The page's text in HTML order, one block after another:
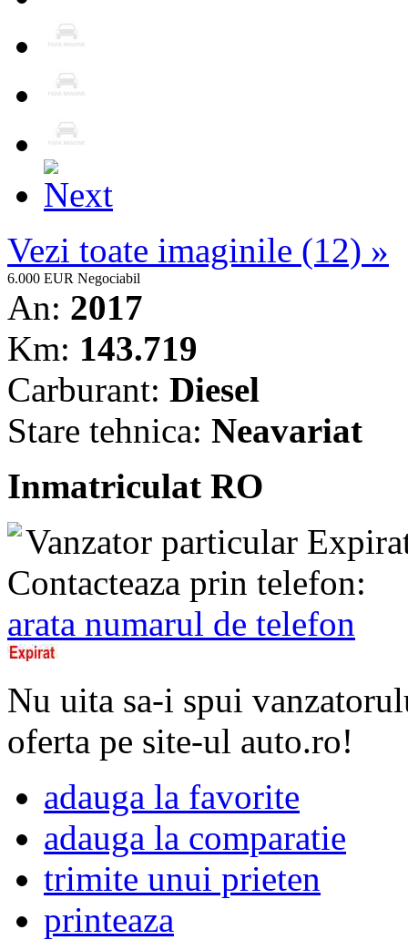
Vezi toate imaginile (12) »
6.000 EUR Negociabil
An: 2017
Km: 143.719
Carburant: Diesel
Stare tehnica: Neavariat
Inmatriculat RO
Vanzator particular
Contacteaza prin telefon:
arata numarul de telefon
Nu uita sa-i spui
oferta pe site-ul auto.ro!
adauga la favorite
adauga la comparatie
trimite unui prieten
printeaza